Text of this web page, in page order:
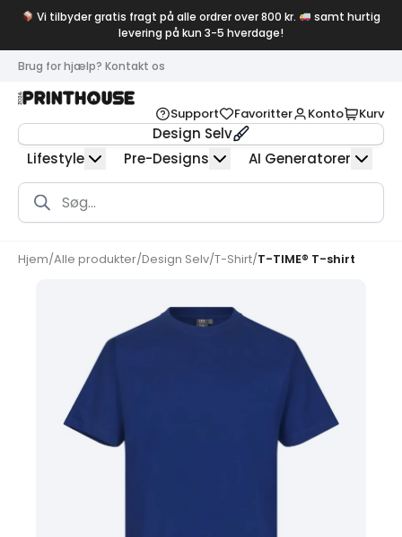
Vi tilbyder gratis fragt på alle ordrer over 800 kr.
samt hurtig
levering på kun 3-5 hverdage!
Brug for hjælp? Kontakt os
Support Favoritter Konto Kurv
Design Selv
Lifestyle
Pre-Designs AI Generatorer
Products
search
Hjem/Alle produkter/Design Selv/T-Shirt/T-TIME® T-shirt